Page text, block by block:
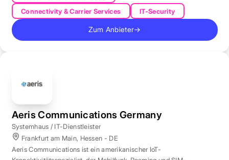
Connectivity & Carrier Services
IT-Security
Zum Anbieter→
Aeris Communications Germany
Systemhaus / IT-Dienstleister
Frankfurt am Main, Hessen - DE
Aeris Communications ist ein amerikanischer IoT-